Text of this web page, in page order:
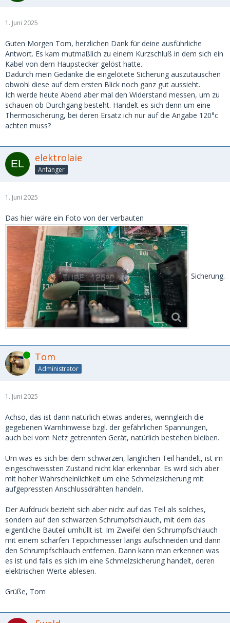
1. Juni 2025
Guten Morgen Tom, herzlichen Dank für deine ausführliche
Antwort. Es kam mutmaßlich zu einem Kurzschluß in dem sich ein
Kabel von dem Haupstecker gelöst hatte.
Dadurch mein Gedanke die eingelötete Sicherung auszutauschen
obwohl diese auf dem ersten Blick noch ganz gut aussieht.
Ich werde heute Abend aber mal den Widerstand messen, um zu
schauen ob Durchgang besteht. Handelt es sich denn um eine
Thermosicherung, bei deren Ersatz ich nur auf die Angabe 120°c
achten muss?
elektrolaie
Anfänger
1. Juni 2025
Das hier wäre ein Foto von der verbauten
Sicherung.
Online Tom
Administrator
1. Juni 2025
Achso, das ist dann natürlich etwas anderes, wenngleich die
gegebenen Warnhinweise bzgl. der gefährlichen Spannungen,
auch bei vom Netz getrennten Gerät, natürlich bestehen bleiben.
Um was es sich bei dem schwarzen, länglichen Teil handelt, ist im
eingeschweissten Zustand nicht klar erkennbar. Es wird sich aber
mit hoher Wahrscheinlichkeit um eine Schmelzsicherung mit
aufgepressten Anschlussdrähten handeln.
Der Aufdruck bezieht sich aber nicht auf das Teil als solches,
sondern auf den schwarzen Schrumpfschlauch, mit dem das
eigentliche Bauteil umhüllt ist. Im Zweifel den Schrumpfschlauch
mit einem scharfen Teppichmesser längs aufschneiden und dann
den Schrumpfschlauch entfernen. Dann kann man erkennen was
es ist und falls es sich im eine Schmelzsicherung handelt, deren
elektrischen Werte ablesen.
Grüße, Tom